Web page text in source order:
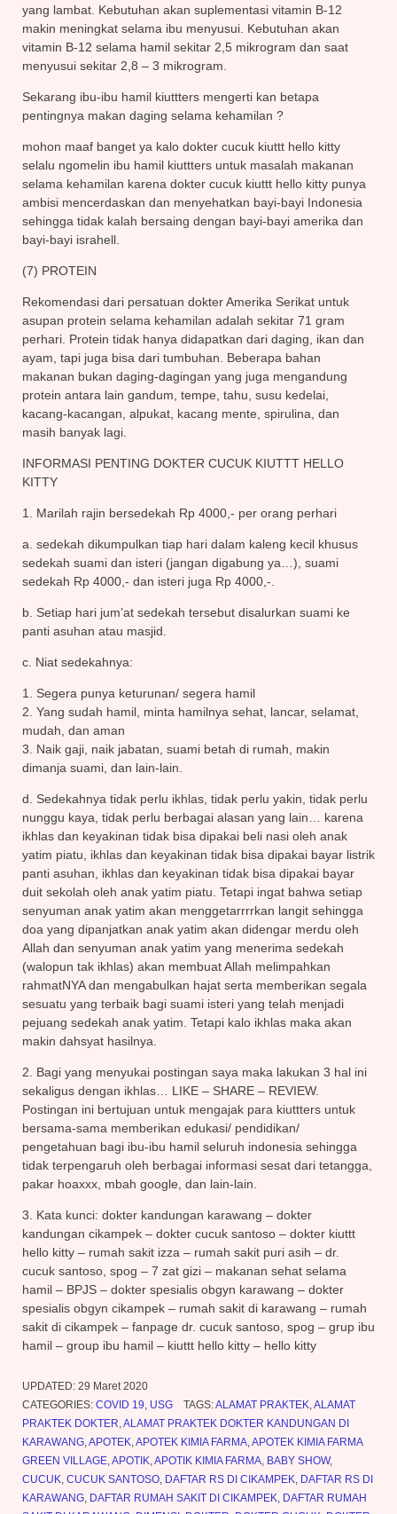
yang lambat. Kebutuhan akan suplementasi vitamin B-12
makin meningkat selama ibu menyusui. Kebutuhan akan
vitamin B-12 selama hamil sekitar 2,5 mikrogram dan saat
menyusui sekitar 2,8 – 3 mikrogram.
Sekarang ibu-ibu hamil kiuttters mengerti kan betapa
pentingnya makan daging selama kehamilan ?
mohon maaf banget ya kalo dokter cucuk kiuttt hello kitty
selalu ngomelin ibu hamil kiuttters untuk masalah makanan
selama kehamilan karena dokter cucuk kiuttt hello kitty punya
ambisi mencerdaskan dan menyehatkan bayi-bayi Indonesia
sehingga tidak kalah bersaing dengan bayi-bayi amerika dan
bayi-bayi israhell.
(7) PROTEIN
Rekomendasi dari persatuan dokter Amerika Serikat untuk
asupan protein selama kehamilan adalah sekitar 71 gram
perhari. Protein tidak hanya didapatkan dari daging, ikan dan
ayam, tapi juga bisa dari tumbuhan. Beberapa bahan
makanan bukan daging-dagingan yang juga mengandung
protein antara lain gandum, tempe, tahu, susu kedelai,
kacang-kacangan, alpukat, kacang mente, spirulina, dan
masih banyak lagi.
INFORMASI PENTING DOKTER CUCUK KIUTTT HELLO
KITTY
1. Marilah rajin bersedekah Rp 4000,- per orang perhari
a. sedekah dikumpulkan tiap hari dalam kaleng kecil khusus
sedekah suami dan isteri (jangan digabung ya…), suami
sedekah Rp 4000,- dan isteri juga Rp 4000,-.
b. Setiap hari jum’at sedekah tersebut disalurkan suami ke
panti asuhan atau masjid.
c. Niat sedekahnya:
1. Segera punya keturunan/ segera hamil
2. Yang sudah hamil, minta hamilnya sehat, lancar, selamat,
mudah, dan aman
3. Naik gaji, naik jabatan, suami betah di rumah, makin
dimanja suami, dan lain-lain.
d. Sedekahnya tidak perlu ikhlas, tidak perlu yakin, tidak perlu
nunggu kaya, tidak perlu berbagai alasan yang lain… karena
ikhlas dan keyakinan tidak bisa dipakai beli nasi oleh anak
yatim piatu, ikhlas dan keyakinan tidak bisa dipakai bayar listrik
panti asuhan, ikhlas dan keyakinan tidak bisa dipakai bayar
duit sekolah oleh anak yatim piatu. Tetapi ingat bahwa setiap
senyuman anak yatim akan menggetarrrrkan langit sehingga
doa yang dipanjatkan anak yatim akan didengar merdu oleh
Allah dan senyuman anak yatim yang menerima sedekah
(walopun tak ikhlas) akan membuat Allah melimpahkan
rahmatNYA dan mengabulkan hajat serta memberikan segala
sesuatu yang terbaik bagi suami isteri yang telah menjadi
pejuang sedekah anak yatim. Tetapi kalo ikhlas maka akan
makin dahsyat hasilnya.
2. Bagi yang menyukai postingan saya maka lakukan 3 hal ini
sekaligus dengan ikhlas… LIKE – SHARE – REVIEW.
Postingan ini bertujuan untuk mengajak para kiuttters untuk
bersama-sama memberikan edukasi/ pendidikan/
pengetahuan bagi ibu-ibu hamil seluruh indonesia sehingga
tidak terpengaruh oleh berbagai informasi sesat dari tetangga,
pakar hoaxxx, mbah google, dan lain-lain.
3. Kata kunci: dokter kandungan karawang – dokter
kandungan cikampek – dokter cucuk santoso – dokter kiuttt
hello kitty – rumah sakit izza – rumah sakit puri asih – dr.
cucuk santoso, spog – 7 zat gizi – makanan sehat selama
hamil – BPJS – dokter spesialis obgyn karawang – dokter
spesialis obgyn cikampek – rumah sakit di karawang – rumah
sakit di cikampek – fanpage dr. cucuk santoso, spog – grup ibu
hamil – group ibu hamil – kiuttt hello kitty – hello kitty
UPDATED: 29 Maret 2020
CATEGORIES: COVID 19, USG TAGS:ALAMAT PRAKTEK,ALAMAT
PRAKTEK DOKTER,ALAMAT PRAKTEK DOKTER KANDUNGAN DI
KARAWANG,APOTEK,APOTEK KIMIA FARMA,APOTEK KIMIA FARMA
GREEN VILLAGE,APOTIK,APOTIK KIMIA FARMA, BABY SHOW,
CUCUK, CUCUK SANTOSO, DAFTAR RS DI CIKAMPEK, DAFTAR RS DI
KARAWANG, DAFTAR RUMAH SAKIT DI CIKAMPEK, DAFTAR RUMAH